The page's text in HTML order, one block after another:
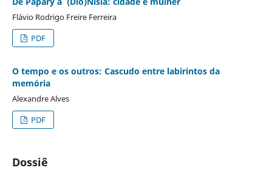
Flávio Rodrigo Freire Ferreira
PDF
O tempo e os outros: Cascudo entre labirintos da
memória
Alexandre Alves
PDF
Dossiê